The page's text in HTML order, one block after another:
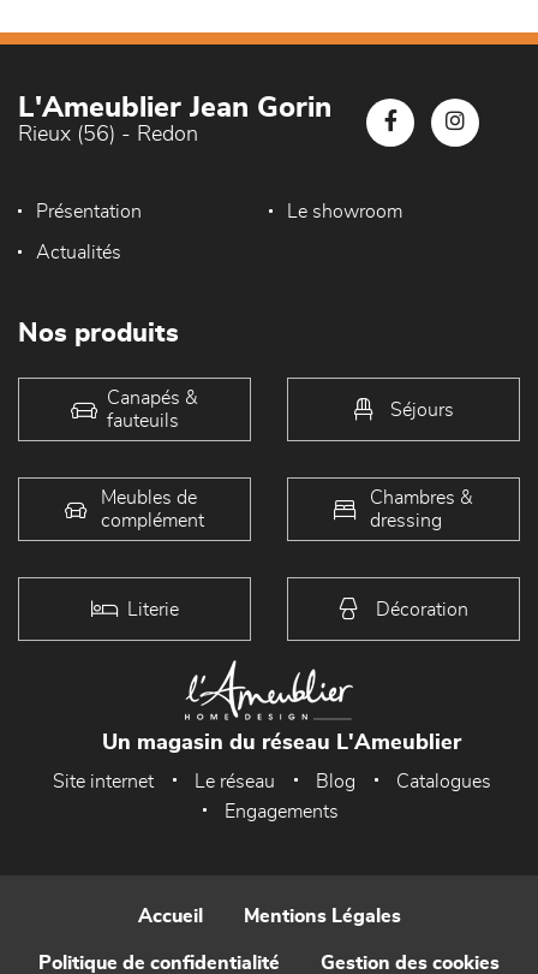
L'Ameublier Jean Gorin
Rieux (56) - Redon
Présentation Le showroom
Actualités
Nos produits
Canapés &
fauteuils
Séjours
Meubles de
complément
Chambres &
dressing
Literie Décoration
Un magasin du réseau L'Ameublier
Site internet Le réseau Blog
Catalogues
Engagements
Accueil Mentions Légales
Politique de confidentialité Gestion des cookies